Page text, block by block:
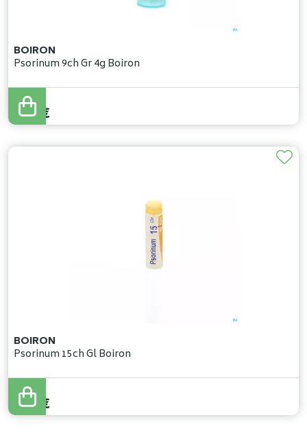
BOIRON
Psorinum 9ch Gr 4g Boiron
5,37 €
BOIRON
Psorinum 15ch Gl Boiron
4,60 €